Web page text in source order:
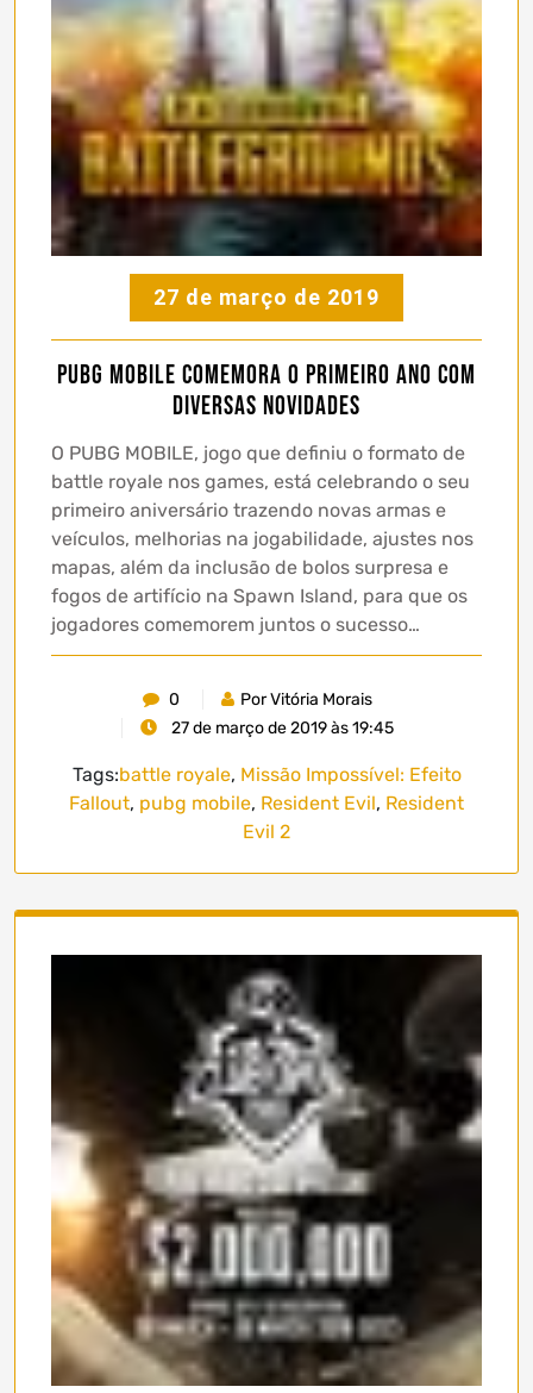
27 de março de 2019
PUBG Mobile comemora o primeiro ano com
diversas novidades
O PUBG MOBILE, jogo que definiu o formato de
battle royale nos games, está celebrando o seu
primeiro aniversário trazendo novas armas e
veículos, melhorias na jogabilidade, ajustes nos
mapas, além da inclusão de bolos surpresa e
fogos de artifício na Spawn Island, para que os
jogadores comemorem juntos o sucesso…
0
Por Vitória Morais
27 de março de 2019 às 19:45
Tags:battle royale, Missão Impossível: Efeito
Fallout, pubg mobile, Resident Evil, Resident
Evil 2